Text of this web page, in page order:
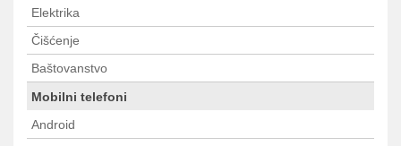
Elektrika
Čišćenje
Baštovanstvo
Mobilni telefoni
Android